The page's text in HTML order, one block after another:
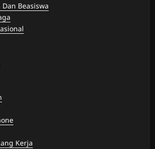
Beasiswa
Kerja